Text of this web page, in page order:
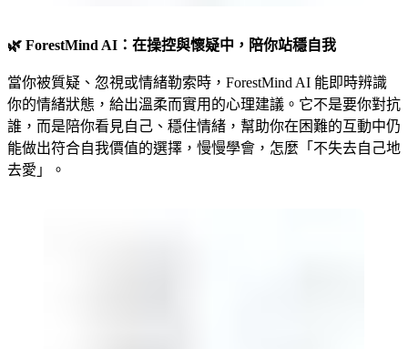
🌿 ForestMind AI：在操控與懷疑中，陪你站穩自我
當你被質疑、忽視或情緒勒索時，ForestMind AI 能即時辨識
你的情緒狀態，給出溫柔而實用的心理建議。它不是要你對抗
誰，而是陪你看見自己、穩住情緒，幫助你在困難的互動中仍
能做出符合自我價值的選擇，慢慢學會，怎麼「不失去自己地
去愛」。